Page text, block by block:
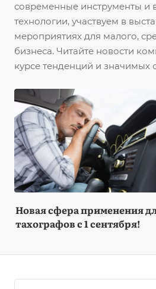
современные инструменты и
технологии, участвуем в
мероприятиях для малого,
бизнеса. Читайте новости
курсе тенденций и значимых
Новая сфера применения
тахографов с 1 сентября!